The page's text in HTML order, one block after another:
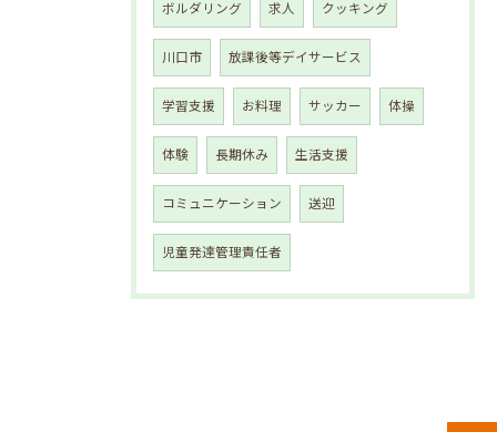
ボルダリング 求人 クッキング
川口市 放課後等デイサービス
学習支援 お料理 サッカー 体操
体験 長期休み 生活支援
コミュニケーション 送迎
児童発達管理責任者